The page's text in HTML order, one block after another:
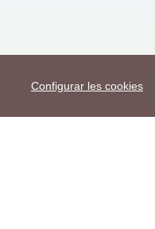
Configurar les cookies